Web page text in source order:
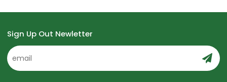
Sign Up Out Newletter